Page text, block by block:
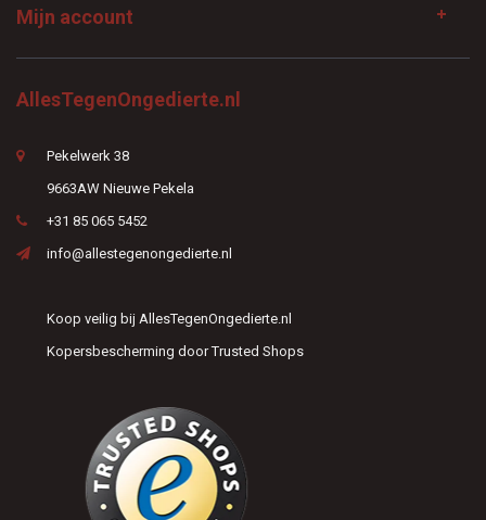
Mijn account
AllesTegenOngedierte.nl
Pekelwerk 38
9663AW Nieuwe Pekela
+31 85 065 5452
info@allestegenongedierte.nl
Koop veilig bij AllesTegenOngedierte.nl
Kopersbescherming door Trusted Shops